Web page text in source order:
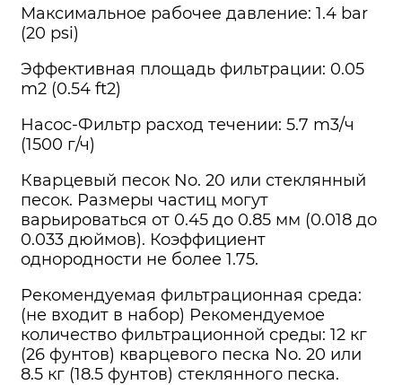
Максимальное рабочее давление: 1.4 bаr
(20 psi)
Эффективная площадь фильтрации: 0.05
m2 (0.54 ft2)
Насос-Фильтр расход течении: 5.7 m3/ч
(1500 г/ч)
Кварцевый песок No. 20 или стеклянный
песок. Размеры частиц могут
варьироваться от 0.45 до 0.85 мм (0.018 до
0.033 дюймов). Коэффициент
однородности не более 1.75.
Рекомендуемая фильтрационная среда:
(не входит в набор) Рекомендуемое
количество фильтрационной среды: 12 кг
(26 фунтов) кварцевого песка No. 20 или
8.5 кг (18.5 фунтов) стеклянного песка.